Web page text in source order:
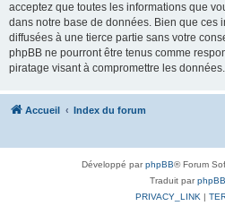
acceptez que toutes les informations que
dans notre base de données. Bien que ces
diffusées à une tierce partie sans votre
phpBB ne pourront être tenus comme
piratage visant à compromettre les données.
Accueil Index du forum
Développé parphpBB® Forum
Traduit par
PRIVACY_LINK |